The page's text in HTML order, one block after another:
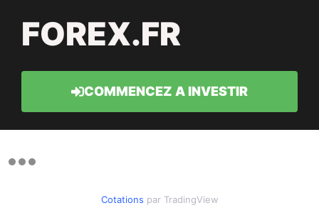
FOREX.FR
COMMENCEZ A INVESTIR
Cotations par TradingView